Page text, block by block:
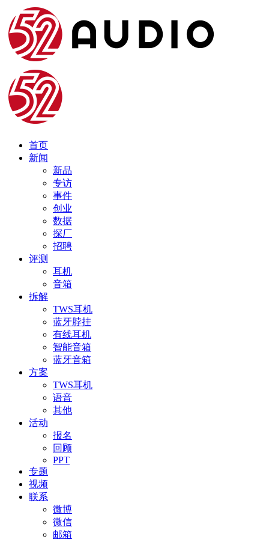
首页
新闻
新品
专访
事件
创业
数据
探厂
招聘
评测
耳机
音箱
拆解
TWS耳机
蓝牙脖挂
有线耳机
智能音箱
蓝牙音箱
方案
TWS耳机
语音
其他
活动
报名
回顾
PPT
专题
视频
联系
微博
微信
邮箱